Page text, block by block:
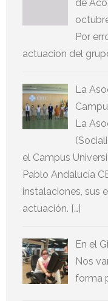
de
Por
actuacion del
La
La
el Campus
Pablo Andalucía
instalaciones, sus
actuación. […]
En el
Nos
forma